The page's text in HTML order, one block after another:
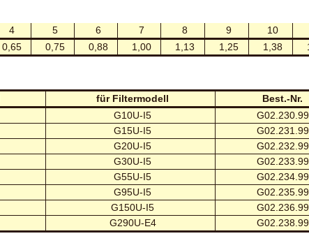
4 5 6 7 8 9 10
0,65 0,75 0,88 1,00 1,13 1,25 1,38
für Filtermodell
Best.-Nr.
G10U-I5
G02.230.99
G15U-I5
G02.231.99
G20U-I5
G02.232.99
G30U-I5
G02.233.99
G55U-I5
G02.234.99
G95U-I5
G02.235.99
G150U-I5
G02.236.99
G290U-E4 G02.238.99